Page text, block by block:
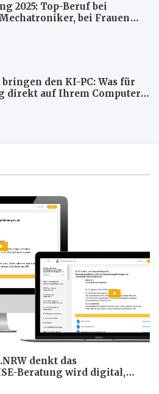
2025: Top-Beruf bei
bei Frauen
den KI-PC: Was für
direkt auf Ihrem Computer
der Cloud bleibt
denkt das
Beratung wird digital,